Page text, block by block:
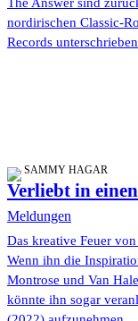
nordirischen Classic-
Records
SAMMY HAGAR
Verliebt in
Meldungen
Das kreative Feuer
Wenn ihn die
Montrose und Van
könnte ihn sogar